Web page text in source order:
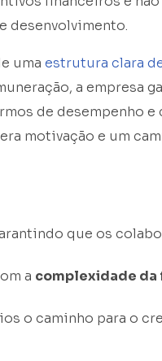
desenvolvimento.
uma estrutura clara
a empresa
de desempenho e
motivação e um
que os
a complexidade da
o caminho para o